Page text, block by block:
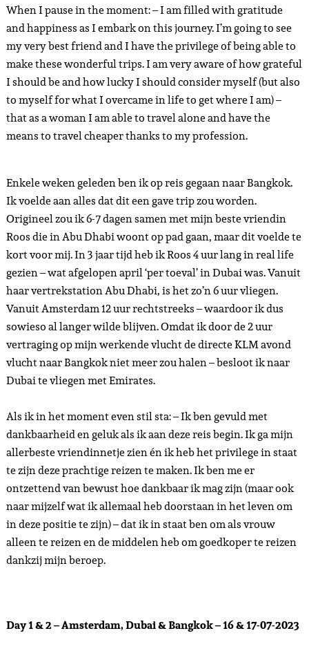
When I pause in the moment: – I am filled with gratitude
and happiness as I embark on this journey. I’m going to see
my very best friend and I have the privilege of being able to
make these wonderful trips. I am very aware of how grateful
I should be and how lucky I should consider myself (but also
to myself for what I overcame in life to get where I am) –
that as a woman I am able to travel alone and have the
means to travel cheaper thanks to my profession.
Enkele weken geleden ben ik op reis gegaan naar Bangkok.
Ik voelde aan alles dat dit een gave trip zou worden.
Origineel zou ik 6-7 dagen samen met mijn beste vriendin
Roos die in Abu Dhabi woont op pad gaan, maar dit voelde te
kort voor mij. In 3 jaar tijd heb ik Roos 4 uur lang in real life
gezien – wat afgelopen april ‘per toeval’ in Dubai was. Vanuit
haar vertrekstation Abu Dhabi, is het zo’n 6 uur vliegen.
Vanuit Amsterdam 12 uur rechtstreeks – waardoor ik dus
sowieso al langer wilde blijven. Omdat ik door de 2 uur
vertraging op mijn werkende vlucht de directe KLM avond
vlucht naar Bangkok niet meer zou halen – besloot ik naar
Dubai te vliegen met Emirates.
Als ik in het moment even stil sta: – Ik ben gevuld met
dankbaarheid en geluk als ik aan deze reis begin. Ik ga mijn
allerbeste vriendinnetje zien én ik heb het privilege in staat
te zijn deze prachtige reizen te maken. Ik ben me er
ontzettend van bewust hoe dankbaar ik mag zijn (maar ook
naar mijzelf wat ik allemaal heb doorstaan in het leven om
in deze positie te zijn) – dat ik in staat ben om als vrouw
alleen te reizen en de middelen heb om goedkoper te reizen
dankzij mijn beroep.
Day 1 & 2 – Amsterdam, Dubai & Bangkok – 16 & 17-07-2023